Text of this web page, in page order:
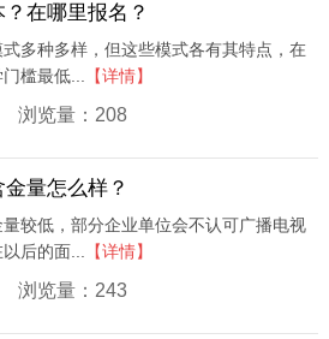
在哪里报名？
多种多样，但这些模式各有其特点，在
槛最低...
【详情】
浏览量：208
量怎么样？
较低，部分企业单位会不认可广播电视
后的面...
【详情】
浏览量：243